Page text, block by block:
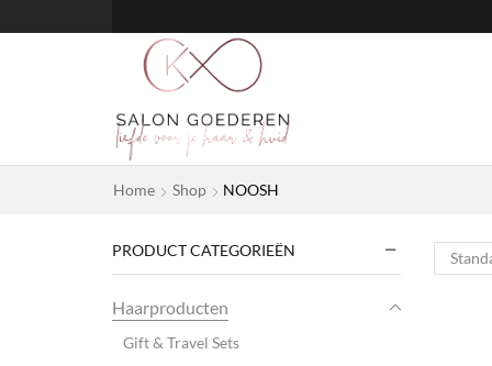
Home Shop NOOSH
PRODUCT CATEGORIEËN
Haarproducten
Gift & Travel Sets